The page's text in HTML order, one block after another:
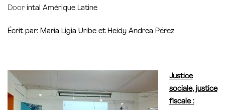
Door intal Amérique Latine
Écrit par: Maria Ligia Uribe et Heidy Andrea Pérez
Justice
sociale, justice
fiscale :